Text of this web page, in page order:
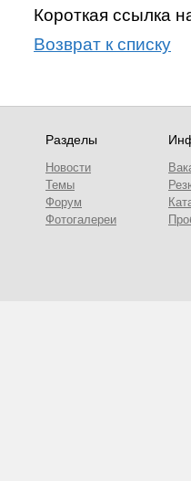
Короткая ссылка
Возврат к списку
Разделы
Новости
Темы
Форум
Фотогалереи